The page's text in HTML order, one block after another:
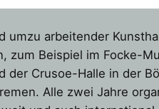
umzu arbeitender
zum Beispiel im Focke-
der Crusoe-Halle in der
Alle zwei Jahre